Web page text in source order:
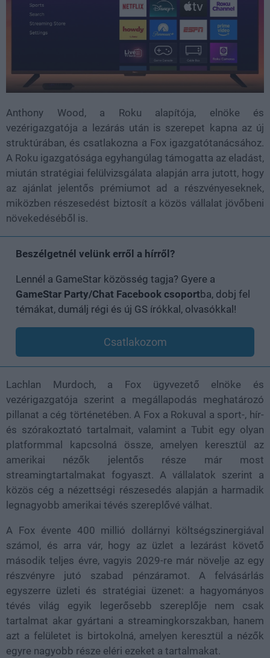
Anthony Wood, a Roku alapítója, elnöke és
vezérigazgatója a lezárás után is szerepet kapna az új
struktúrában, és csatlakozna a Fox igazgatótanácsához.
A Roku igazgatósága egyhangúlag támogatta az eladást,
miután stratégiai felülvizsgálata alapján arra jutott, hogy
az ajánlat jelentős prémiumot ad a részvényeseknek,
miközben részesedést biztosít a közös vállalat jövőbeni
növekedéséből is.
Beszélgetnél velünk erről a hírről?
Lennél a GameStar közösség tagja? Gyere a
GameStar Party/Chat Facebook csoportba, dobj fel
témákat, dumálj régi és új GS írókkal, olvasókkal!
Csatlakozom
Lachlan Murdoch, a Fox ügyvezető elnöke és
vezérigazgatója szerint a megállapodás meghatározó
pillanat a cég történetében. A Fox a Rokuval a sport-, hír-
és szórakoztató tartalmait, valamint a Tubit egy olyan
platformmal kapcsolná össze, amelyen keresztül az
amerikai nézők jelentős része már most
streamingtartalmakat fogyaszt. A vállalatok szerint a
közös cég a nézettségi részesedés alapján a harmadik
legnagyobb amerikai tévés szereplővé válhat.
A Fox évente 400 millió dollárnyi költségszinergiával
számol, és arra vár, hogy az üzlet a lezárást követő
második teljes évre, vagyis 2029-re már növelje az egy
részvényre jutó szabad pénzáramot. A felvásárlás
egyszerre üzleti és stratégiai üzenet: a hagyományos
tévés világ egyik legerősebb szereplője nem csak
tartalmat akar gyártani a streamingkorszakban, hanem
azt a felületet is birtokolná, amelyen keresztül a nézők
egyre nagyobb része eléri ezeket a tartalmakat.